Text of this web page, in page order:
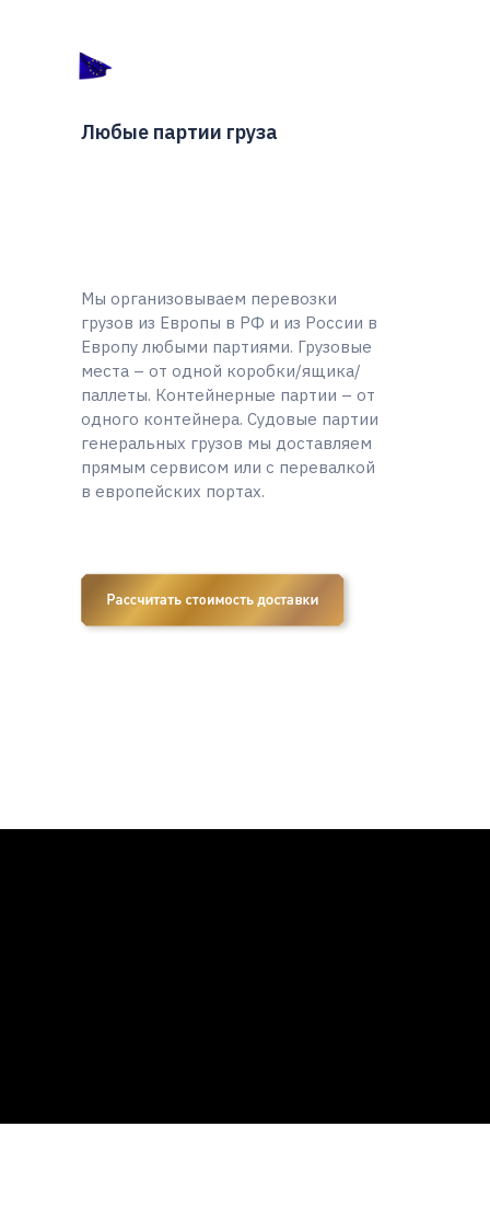
Мы организовываем перевозки
грузов из Европы в РФ и из России в
Европу любыми партиями. Грузовые
места – от одной коробки/ящика/
паллеты. Контейнерные партии – от
одного контейнера. Судовые партии
генеральных грузов мы доставляем
прямым сервисом или с перевалкой
в европейских портах.
Любые партии груза